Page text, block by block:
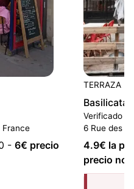
France
- 6€ precio
TERRAZA
Basilicata
Verificado
6 Rue des
4.9€ la
precio